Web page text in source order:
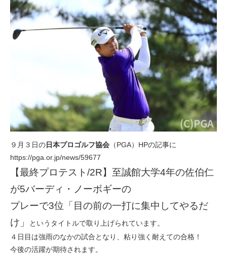
９月３日の日本プロゴルフ協会 （PGA）HPの記事に
https://pga.or.jp/news/59677
【最終プロテスト/2R】至誠館大学4年の佐伯仁
が5バーディ・ノーボギーの
プレーで3位 「目の前の一打に集中してやるだ
け」
というタイトルで取り上げられています。
４日目は強雨のなかの試合となり、粘り強く耐えての合格！
今後の活躍が期待されます。